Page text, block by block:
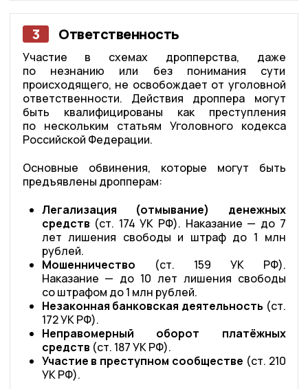
3 Ответственность
Участие в схемах дропперства, даже
по незнанию или без понимания сути
происходящего, не освобождает от уголовной
ответственности. Действия дроппера могут
быть квалифицированы как преступления
по нескольким статьям Уголовного кодекса
Российской Федерации.
Основные обвинения, которые могут быть
предъявлены дропперам:
Легализация (отмывание) денежных
средств (ст. 174 УК РФ). Наказание — до 7
лет лишения свободы и штраф до 1 млн
рублей.
Мошенничество (ст. 159 УК РФ).
Наказание — до 10 лет лишения свободы
со штрафом до 1 млн рублей.
Незаконная банковская деятельность (ст.
172 УК РФ).
Неправомерный оборот платёжных
средств (ст. 187 УК РФ).
Участие в преступном сообществе (ст. 210
УК РФ).